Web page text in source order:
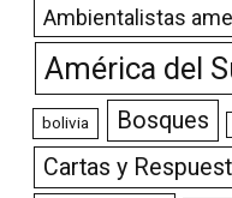
Ambientalistas
América del
bolivia Bosques
Cartas y